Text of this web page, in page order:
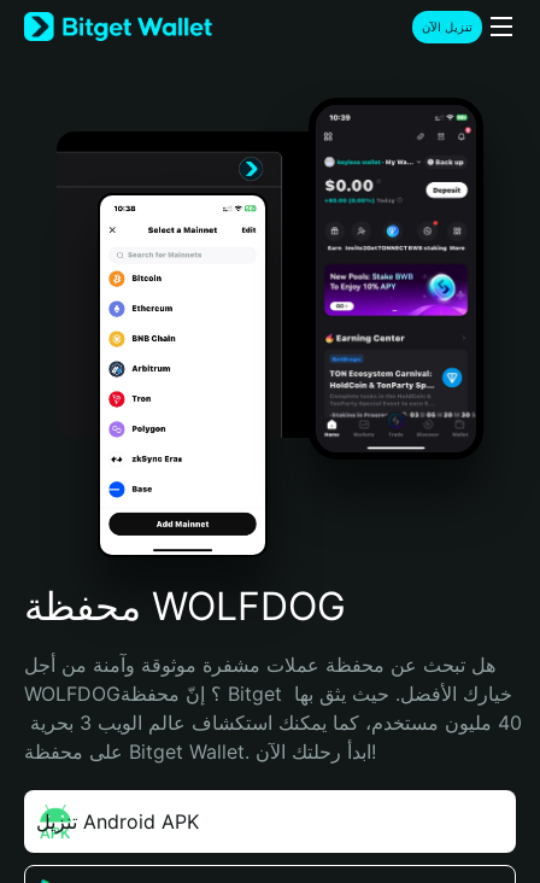
English
日本語
Türkçe
Português (Portugal)
Bahasa Indonesia
Português (Brasil)
Español (Argentina)
تنزيل الآن
محفظة WOLFDOG
هل تبحث عن محفظة عملات مشفرة موثوقة وآمنة من أجل
WOLFDOG؟ إنّ محفظة Bitget خيارك الأفضل. حيث يثق بها
على محفظة Bitget Wallet. ابدأ رحلتك الآن!
تنزيل Android APK